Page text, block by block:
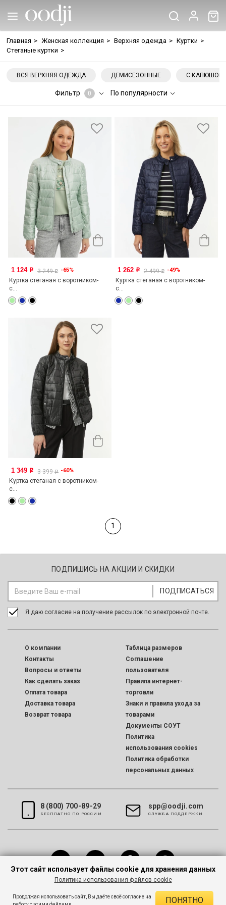
Главная > Женская коллекция > Верхняя одежда > Куртки >
Стеганые куртки >
ВСЯ ВЕРХНЯЯ ОДЕЖДА ДЕМИСЕЗОННЫЕ С
Фильтр 0 По популярности
1 124 o 3 249o -65%
Куртка стеганая с воротником-
с...
1 262 o 2 499o -49%
Куртка стеганая с воротником-
с...
1 349 o 3 399o -60%
Куртка стеганая с воротником-
с...
1
ПОДПИШИСЬ НА АКЦИИ И СКИДКИ
Я даю согласие на получение рассылок по электронной почте.
O компании
Контакты
Вопросы и ответы
Как сделать заказ
Оплата товара
Доставка товара
Возврат товара
Таблица размеров
Соглашение
пользователя
Правила интернет-
торговли
Знаки и правила ухода за
товарами
Документы СОУТ
Политика
использования cookies
Политика обработки
персональных данных
8 (800) 700-89-29
БЕСПЛАТНО ПО РОССИИ
spp@oodji.com
CЛУЖБА ПОДДЕРЖКИ
Этот сайт использует файлы cookie для хранения данных
Политика использования файлов cookie
Продолжая использовать сайт, Вы даёте своё согласие на
ПОНЯТНО